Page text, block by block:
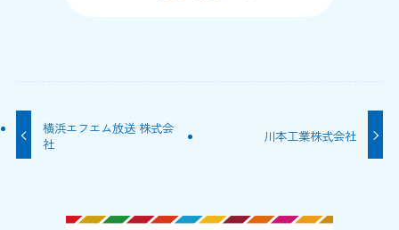
横浜エフエム放送 株式会
社
川本工業株式会社